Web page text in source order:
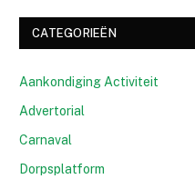
CATEGORIEËN
Aankondiging Activiteit
Advertorial
Carnaval
Dorpsplatform